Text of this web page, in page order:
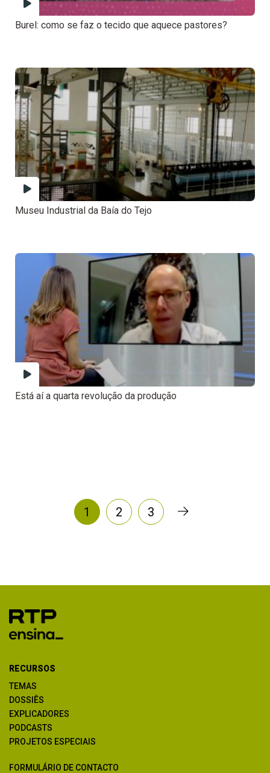
Burel: como se faz o tecido que aquece pastores?
Museu Industrial da Baía do Tejo
Está aí a quarta revolução da produção
1 2 3
RECURSOS
TEMAS
DOSSIÊS
EXPLICADORES
PODCASTS
PROJETOS ESPECIAIS
FORMULÁRIO DE CONTACTO